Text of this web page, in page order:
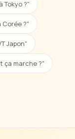
Tokyo ?"
Corée ?"
Japon"
ça marche ?"